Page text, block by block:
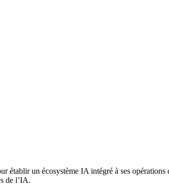
établir un écosystème IA intégré à ses
de l’IA.